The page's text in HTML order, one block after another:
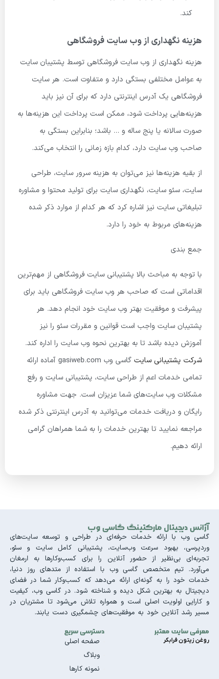
کند.
هزینه نگهداری از وب سایت فروشگاهی
هزینه نگهداری از وب سایت فروشگاهی توسط پشتیبان سایت
به عوامل مختلفی بستگی دارد و متفاوت است. هر سایت
فروشگاهی یک آدرس اینترنتی دارد که برای آن نیز باید
هزینه‌هایی پرداخت شود، ممکن است پرداخت این هزینه‌ها به
صورت سالانه یا پنج ساله و … باشد؛ بنابراین بستگی به
صاحب وب سایت دارد، کدام بازه زمانی را انتخاب می‌کند.
از بقیه هزینه‌ها نیز می‌توان به هزینه سرور سایت، طراحی
سایت، سئو سایت، نگهداری سایت برای تولید محتوا و مشاوره
تبلیغاتی سایت نیز اشاره کرد که هر کدام از موارد ذکر شده
هزینه‌های مربوط به خود را دارد.
جمع بندی
با توجه به مباحث بالا پشتیبانی سایت فروشگاهی از مهم‌ترین
اقداماتی است که صاحب هر وب سایت فروشگاهی باید برای
پیشرفت و موفقیت بهتر وب سایت خود انجام دهد. هر
پشتیبان سایت واجب است قوانین و مقررات سئو را نیز
آموزش دیده باشد تا به بهترین نحوه وب سایت را اداره کند.
شرکت پشتیبانی سایت
گاسی وب gasiweb.com آماده ارائه
تمامی خدمات اعم از طراحی سایت، پشتیبانی سایت و رفع
مشکلات وب سایت‌های شما عزیزان است. جهت مشاوره
رایگان و دریافت خدمات می‌توانید به آدرس اینترنتی ذکر شده
مراجعه نمایید تا بهترین خدمات را به شما همراهان گرامی
ارائه دهیم.
آژانس دیجیتال مارکتینگ گاسی وب
گاسی وب با ارائه خدمات حرفه‌ای در طراحی و توسعه سایت‌های
وردپرسی، بهبود سرعت وب‌سایت، پشتیبانی کامل سایت و سئو،
تجربه‌ای بی‌نظیر از حضور آنلاین را برای کسب‌وکارها به ارمغان
می‌آورد. تیم متخصص گاسی وب با استفاده از متدهای روز دنیا،
خدمات خود را به گونه‌ای ارائه می‌دهد که کسب‌وکار شما در فضای
دیجیتال به بهترین شکل دیده و شناخته شود. در گاسی وب، کیفیت
و کارایی اولویت اصلی است و همواره تلاش می‌شود تا مشتریان در
مسیر رشد آنلاین خود به موفقیت‌های چشمگیری دست یابند.
معرفی سایت معتبر
روغن زیتون فرابکر
دسترسی سریع
صفحه اصلی
وبلاگ
نمونه کارها